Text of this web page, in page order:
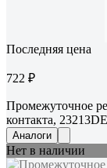
Последняя цена
722 ₽
Промежуточное
контакта,
Аналоги
Нет в наличии